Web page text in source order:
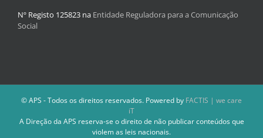
Nº Registo 125823 na Entidade Reguladora para a Comunicação
Social
© APS - Todos os direitos reservados. Powered by FACTIS | we care
iT
A Direção da APS reserva-se o direito de não publicar conteúdos que
violem as leis nacionais.